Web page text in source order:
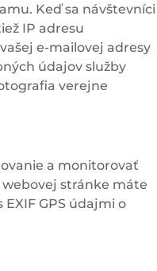
Keď sa návštevníci
IP adresu
e-mailovej adresy
údajov služby
verejne
a monitorovať
webovej stránke máte
GPS údajmi o